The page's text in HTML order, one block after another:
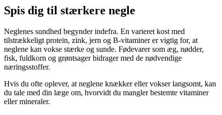
Spis dig til stærkere negle
Neglenes sundhed begynder indefra. En varieret kost med
tilstrækkeligt protein, zink, jern og B-vitaminer er vigtig for, at
neglene kan vokse stærke og sunde. Fødevarer som æg, nødder,
fisk, fuldkorn og grøntsager bidrager med de nødvendige
næringsstoffer.
Hvis du ofte oplever, at neglene knækker eller vokser langsomt, kan
du tale med din læge om, hvorvidt du mangler bestemte vitaminer
eller mineraler.